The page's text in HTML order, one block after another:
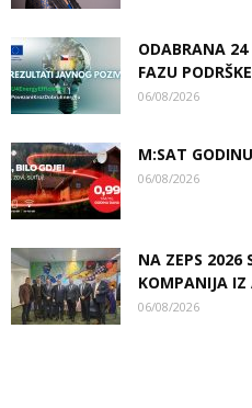
ODABRANA 24
FAZU
06/08/2026
M:SAT
06/08/2026
NA ZEPS 2026
KOMPANIJA IZ
06/08/2026